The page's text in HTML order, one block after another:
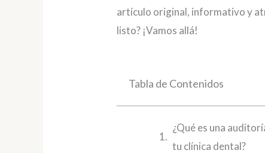
artículo original, informativo y
listo? ¡Vamos allá!
Tabla de Contenidos
¿Qué es una
tu clínica dental?